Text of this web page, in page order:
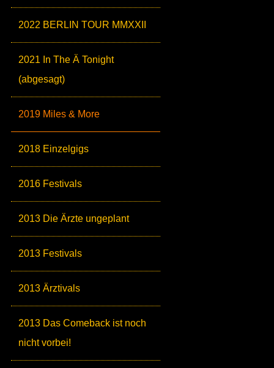
2022 BERLIN TOUR MMXXII
2021 In The Ä Tonight
(abgesagt)
2019 Miles & More
2018 Einzelgigs
2016 Festivals
2013 Die Ärzte ungeplant
2013 Festivals
2013 Ärztivals
2013 Das Comeback ist noch
nicht vorbei!